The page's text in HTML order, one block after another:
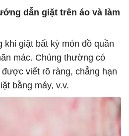
dẫn giặt trên áo và làm
khi giặt bất kỳ món đồ quần
mác. Chúng thường có
viết rõ ràng, chẳng hạn
bằng máy, v.v.